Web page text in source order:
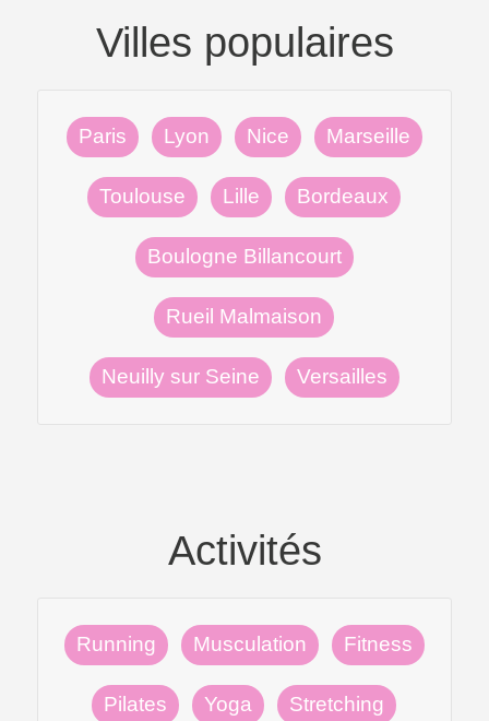
Villes populaires
Paris Lyon Nice Marseille
Toulouse Lille Bordeaux
Boulogne Billancourt
Rueil Malmaison
Neuilly sur Seine Versailles
Activités
Running Musculation Fitness
Pilates Yoga Stretching